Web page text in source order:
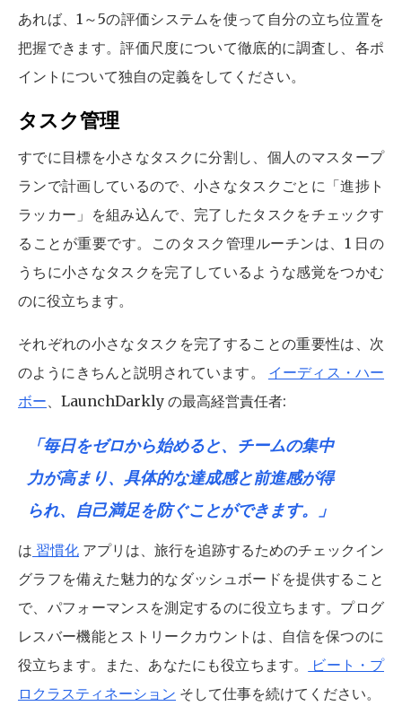
あれば、1～5の評価システムを使って自分の立ち位置を
把握できます。評価尺度について徹底的に調査し、各ポ
イントについて独自の定義をしてください。
タスク管理
すでに目標を小さなタスクに分割し、個人のマスタープ
ランで計画しているので、小さなタスクごとに「進捗ト
ラッカー」を組み込んで、完了したタスクをチェックす
ることが重要です。このタスク管理ルーチンは、1 日の
うちに小さなタスクを完了しているような感覚をつかむ
のに役立ちます。
それぞれの小さなタスクを完了することの重要性は、次
のようにきちんと説明されています。 イーディス・ハー
ボー、LaunchDarkly の最高経営責任者:
「毎日をゼロから始めると、チームの集中
力が高まり、具体的な達成感と前進感が得
られ、自己満足を防ぐことができます。
」
は 習慣化 アプリは、旅行を追跡するためのチェックイン
グラフを備えた魅力的なダッシュボードを提供すること
で、パフォーマンスを測定するのに役立ちます。プログ
レスバー機能とストリークカウントは、自信を保つのに
役立ちます。また、あなたにも役立ちます。
ビート・プ
ロクラスティネーション そして仕事を続けてください。